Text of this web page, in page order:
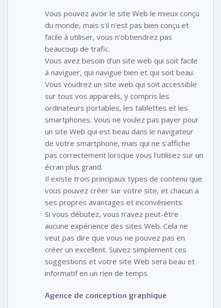
Vous pouvez avoir le site Web le mieux conçu
du monde, mais s’il n’est pas bien conçu et
facile à utiliser, vous n’obtiendrez pas
beaucoup de trafic.
Vous avez besoin d’un site web qui soit facile
à naviguer, qui navigue bien et qui soit beau.
Vous voudrez un site web qui soit accessible
sur tous vos appareils, y compris les
ordinateurs portables, les tablettes et les
smartphones. Vous ne voulez pas payer pour
un site Web qui est beau dans le navigateur
de votre smartphone, mais qui ne s’affiche
pas correctement lorsque vous l’utilisez sur un
écran plus grand.
Il existe trois principaux types de contenu que
vous pouvez créer sur votre site, et chacun a
ses propres avantages et inconvénients.
Si vous débutez, vous n’avez peut-être
aucune expérience des sites Web. Cela ne
veut pas dire que vous ne pouvez pas en
créer un excellent. Suivez simplement ces
suggestions et votre site Web sera beau et
informatif en un rien de temps.
Agence de conception graphique